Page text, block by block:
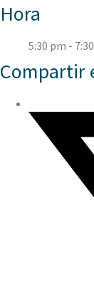
Hora
5:30 pm -
Compartir